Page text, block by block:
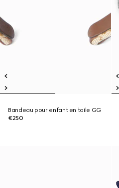
Bandeau pour enfant en toile GG
€250